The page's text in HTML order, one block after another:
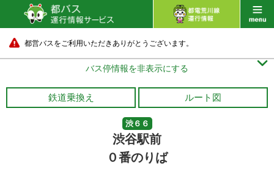
都営バスをご利用いただきありがとうございます。
バス停情報を非表示にする 
鉄道乗換え ルート図
渋６６
渋谷駅前
０番のりば